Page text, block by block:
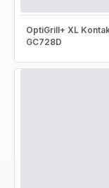
OptiGrill+ XL
GC728D